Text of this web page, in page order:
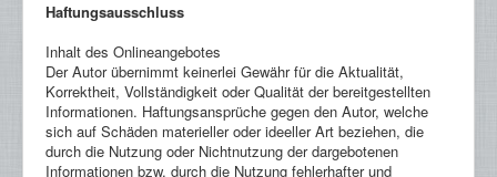
Haftungsausschluss
Inhalt des Onlineangebotes
Der Autor übernimmt keinerlei Gewähr für die Aktualität,
Korrektheit, Vollständigkeit oder Qualität der bereitgestellten
Informationen. Haftungsansprüche gegen den Autor, welche
sich auf Schäden materieller oder ideeller Art beziehen, die
durch die Nutzung oder Nichtnutzung der dargebotenen
Informationen bzw. durch die Nutzung fehlerhafter und